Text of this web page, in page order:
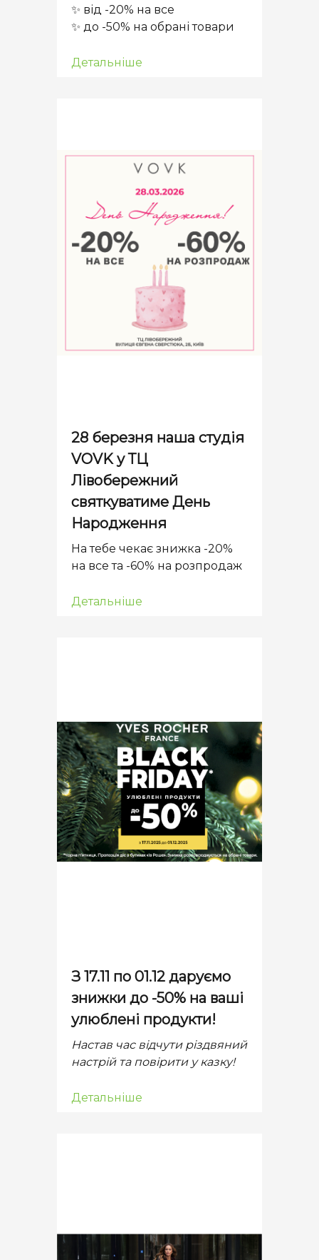
✨ від -20% на все
✨ до -50% на обрані товари
Детальніше
28 березня наша студія
VOVK у ТЦ
Лівобережний
святкуватиме День
Народження
На тебе чекає знижка -20%
на все та -60% на розпродаж
Детальніше
З 17.11 по 01.12 даруємо
знижки до -50% на ваші
улюблені продукти!
Настав час відчути різдвяний
настрій та повірити у казку!
Детальніше